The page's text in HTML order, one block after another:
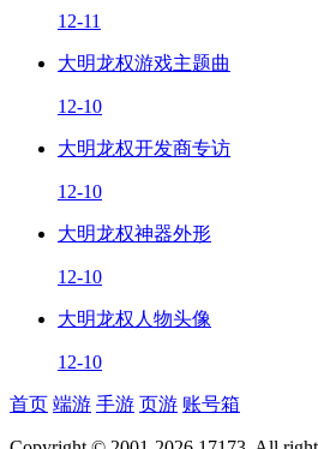
12-11
大明龙权游戏主题曲
12-10
大明龙权开发商专访
12-10
大明龙权神器外形
12-10
大明龙权人物头像
12-10
首页 端游 手游 页游 账号箱